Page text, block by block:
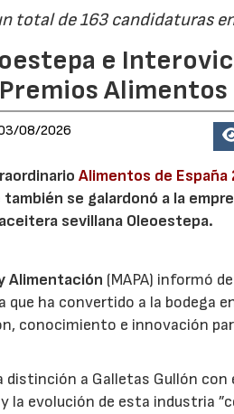
total de 163 candidaturas
e
Alimentos
08/2026
Alimentos de España
se galardonó a la
sevillana Oleoestepa.
Alimentación (MAPA) informó
ha convertido a la bodega
conocimiento e innovación
a Galletas Gullón con
la evolución de esta industria